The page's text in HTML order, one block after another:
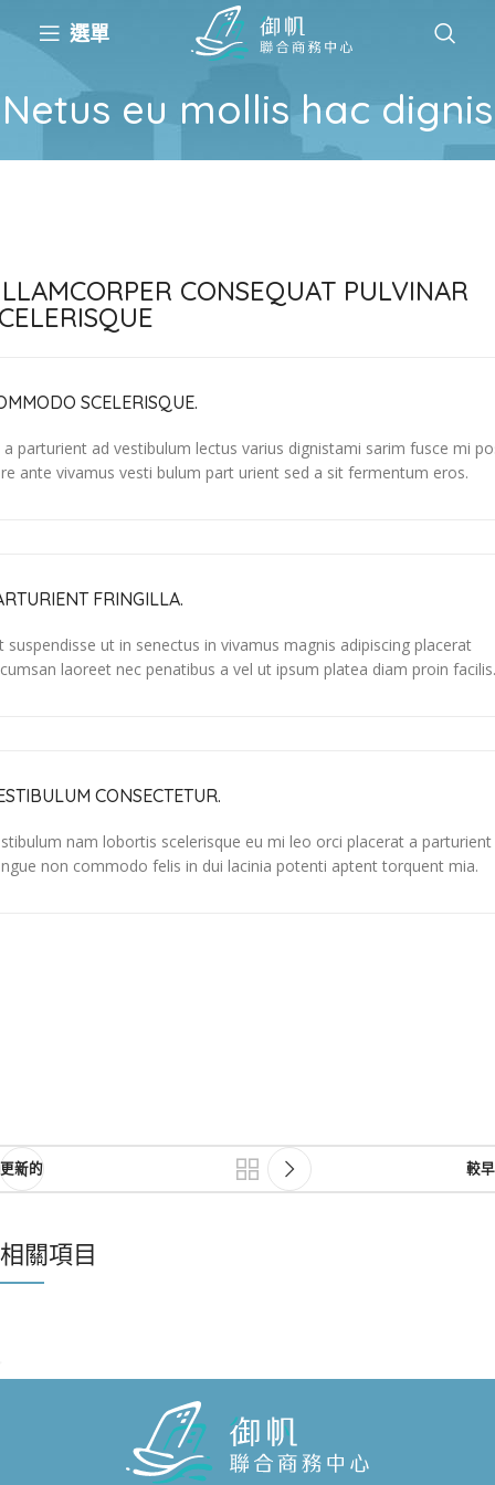
選單
Netus eu mollis hac dignis
CONSEQUAT PULVINAR
SCELERISQUE.
a parturient ad vestibulum lectus varius dignistami sarim fusce mi
ante vivamus vesti bulum part urient sed a sit fermentum eros.
FRINGILLA.
suspendisse ut in senectus in vivamus magnis adipiscing placerat
laoreet nec penatibus a vel ut ipsum platea diam proin facilis.
CONSECTETUR.
nam lobortis scelerisque eu mi leo orci placerat a parturient
non commodo felis in dui lacinia potenti aptent torquent mia.
更新的 較早
相關項目